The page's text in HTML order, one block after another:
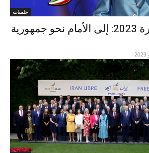
جلسات
اجتماع إيران حرة 2023: إلى الأمام نحو جمهورية